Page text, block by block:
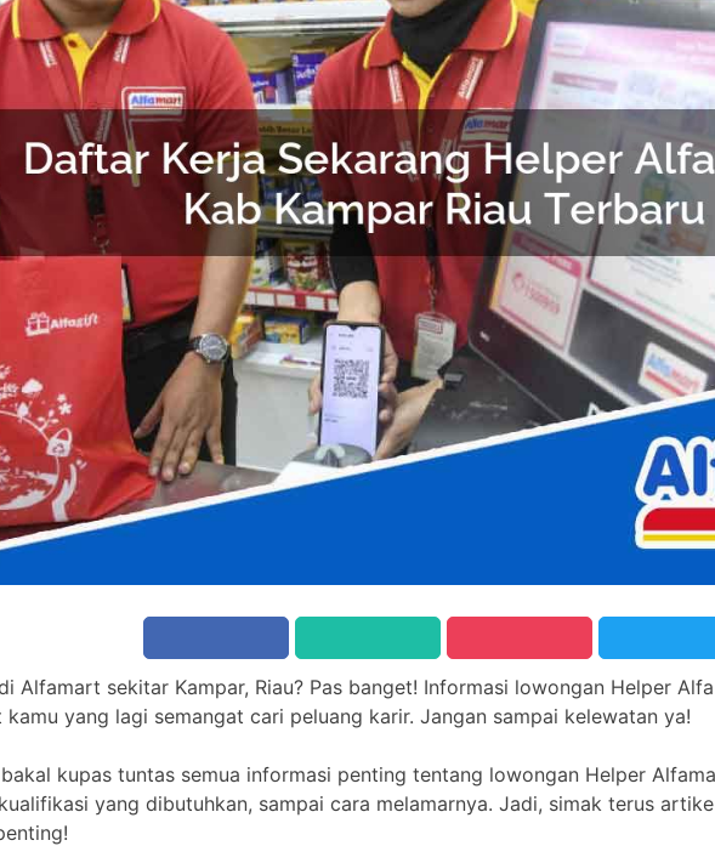
Alfamart sekitar Kampar, Riau? Pas banget! Informasi lowongan Helper
yang lagi semangat cari peluang karir. Jangan sampai kelewatan ya!
kupas tuntas semua informasi penting tentang lowongan Helper
yang dibutuhkan, sampai cara melamarnya. Jadi, simak terus